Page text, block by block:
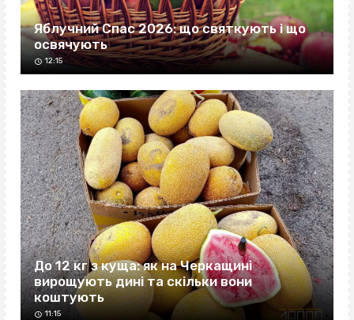
Яблучний Спас 2026: що святкують і що
освячують
12:15
До 12 кг з куща: як на Черкащині
вирощують дині та скільки вони
коштують
11:15